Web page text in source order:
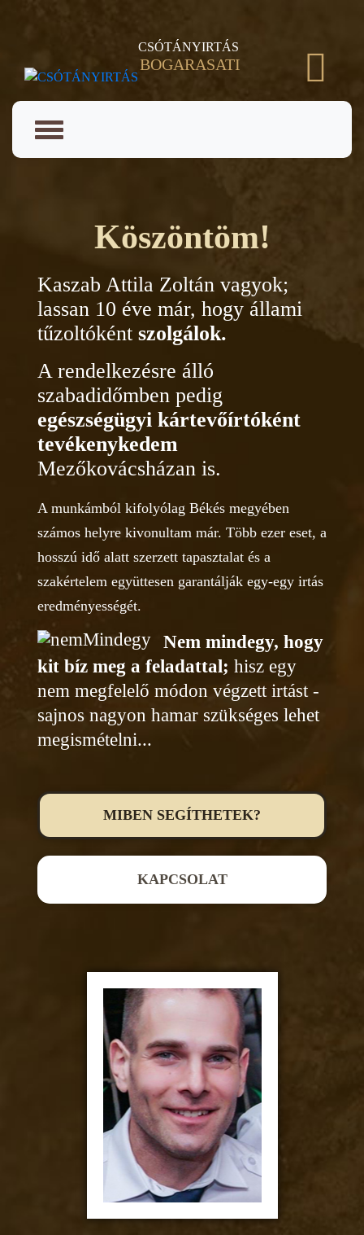
CSÓTÁNYIRTÁS
BOGARASATI
Köszöntöm!
Kaszab Attila Zoltán vagyok;
lassan 10 éve már, hogy állami
tűzoltóként szolgálok.
A rendelkezésre álló
szabadidőmben pedig
egészségügyi kártevőírtóként
tevékenykedem
Mezőkovácsházan is.
A munkámból kifolyólag Békés megyében
számos helyre kivonultam már. Több ezer eset, a
hosszú idő alatt szerzett tapasztalat és a
szakértelem együttesen garantálják egy-egy irtás
eredményességét.
Nem mindegy, hogy
kit bíz meg a feladattal; hisz egy
nem megfelelő módon végzett irtást -
sajnos nagyon hamar szükséges lehet
megismételni...
MIBEN SEGÍTHETEK?
KAPCSOLAT